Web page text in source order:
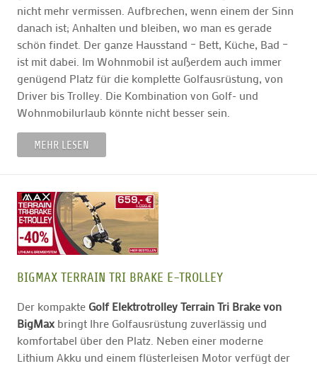
nicht mehr vermissen. Aufbrechen, wenn einem der Sinn
danach ist; Anhalten und bleiben, wo man es gerade
schön findet. Der ganze Hausstand – Bett, Küche, Bad –
ist mit dabei. Im Wohnmobil ist außerdem auch immer
genügend Platz für die komplette Golfausrüstung, von
Driver bis Trolley. Die Kombination von Golf- und
Wohnmobilurlaub könnte nicht besser sein.
MEHR LESEN
BIGMAX TERRAIN TRI BRAKE E-TROLLEY
Der kompakte Golf Elektrotrolley Terrain Tri Brake von
BigMax bringt Ihre Golfausrüstung zuverlässig und
komfortabel über den Platz. Neben einer moderne
Lithium Akku und einem flüsterleisen Motor verfügt der